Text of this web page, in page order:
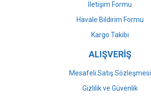
Gönder
İletişim Formu
Havale Bildirim Formu
Kargo Takibi
ALIŞVERİŞ
Mesafeli Satış Sözleşmesi
Gizlilik ve Güvenlik